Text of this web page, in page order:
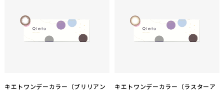
キエトワンデーカラー（ブリリアン
キエトワンデーカラー（ラスターア